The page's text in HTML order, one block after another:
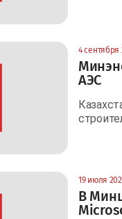
4 сентября
АЭС
19 июля
В